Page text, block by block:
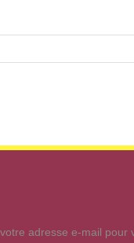
adresse e-mail pour